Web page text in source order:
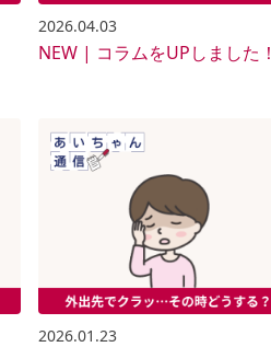
2026.04.03
NEW | コラムをUPしました！
2026.01.23